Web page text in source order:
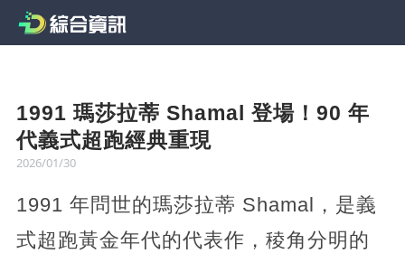
1991 瑪莎拉蒂 Shamal 登場！90 年
代義式超跑經典重現
2026/01/30
1991 年問世的瑪莎拉蒂 Shamal，是義
式超跑黃金年代的代表作，稜角分明的